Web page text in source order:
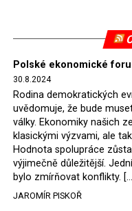
2022, než byl tento
Polska s Českou
důl Turów vymazán z
Polsko nechalo z
asi 70 milionů eur na
zaplatilo jako
tak elektrárna nadále
tehdejší opozice a
místopředseda
Polské ekonomické
30.8.2024
Rodina demokratických
uvědomuje, že bude
války. Ekonomiky našich
klasickými výzvami, ale
Hodnota spolupráce
výjimečně důležitější.
bylo zmírňovat konflikty.
JAROMÍR PISKOŘ